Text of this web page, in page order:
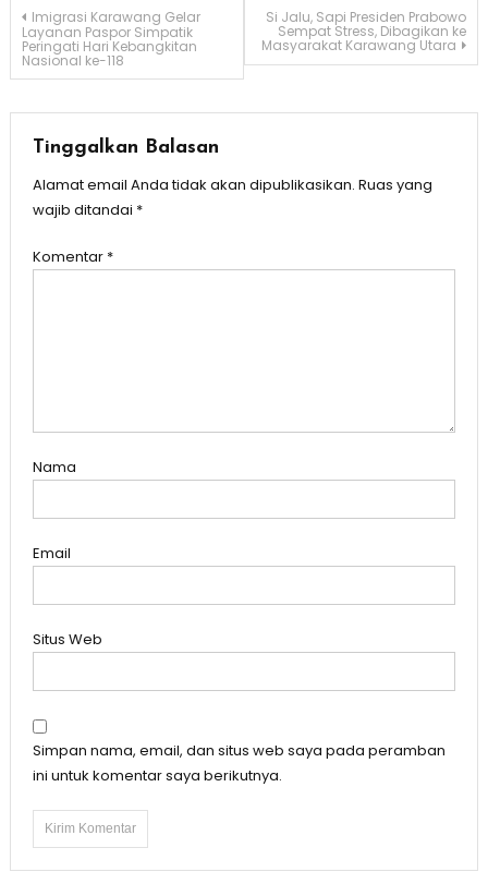
Navigasi
pos
Imigrasi Karawang Gelar
Layanan Paspor Simpatik
Peringati Hari Kebangkitan
Nasional ke-118
Si Jalu, Sapi Presiden Prabowo
Sempat Stress, Dibagikan ke
Masyarakat Karawang Utara
Tinggalkan Balasan
Alamat email Anda tidak akan dipublikasikan. Ruas yang
wajib ditandai *
Komentar *
Nama
Email
Situs Web
Simpan nama, email, dan situs web saya pada peramban
ini untuk komentar saya berikutnya.